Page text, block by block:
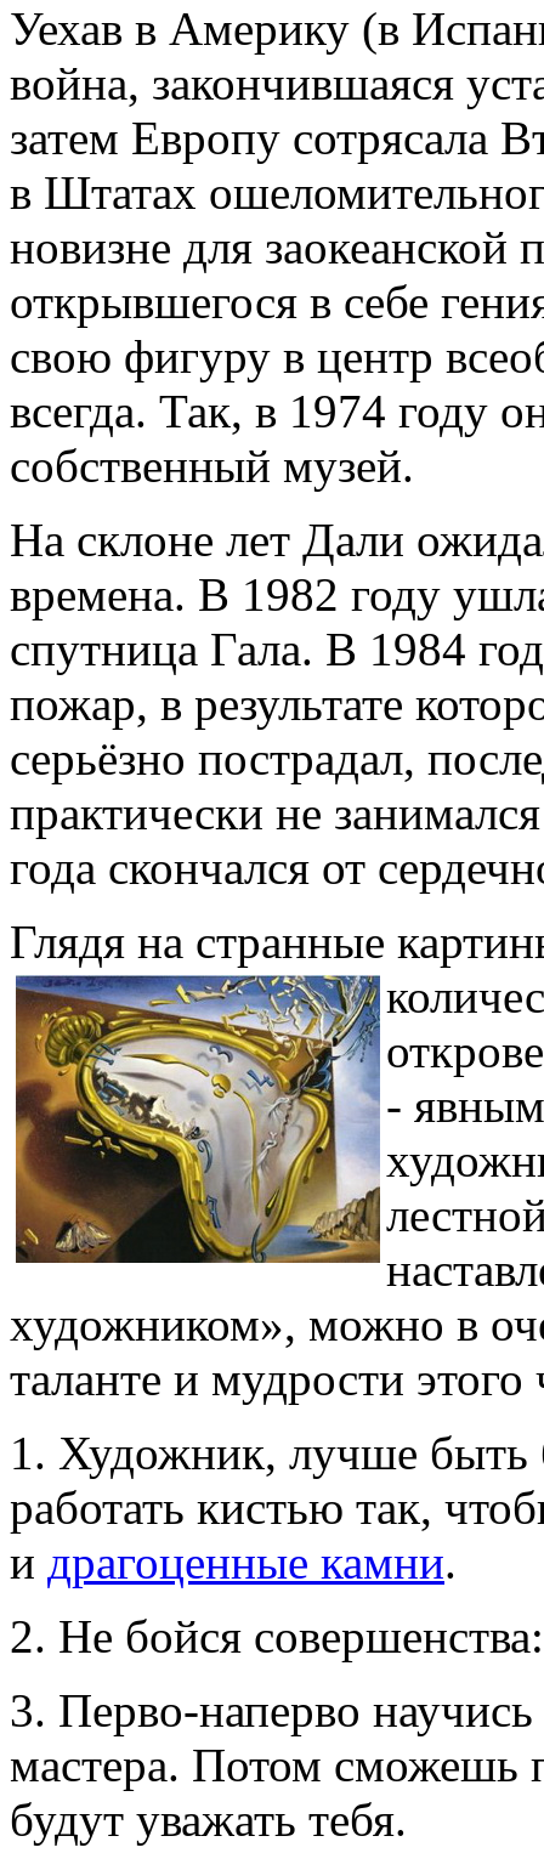
Уехав в Америку (в
война, закончившаяся
затем Европу сотрясала
в Штатах
новизне для заокеанской
открывшегося в себе
свою фигуру в центр
всегда. Так, в 1974 году
собственный музей.
На склоне лет Дали
времена. В 1982 году
спутница Гала. В 1984
пожар, в результате
серьёзно пострадал,
практически не
года скончался от
Глядя на странные
-
художником», можно в
таланте и мудрости этого
1. Художник, лучше быть
работать кистью так,
и драгоценные камни.
2. Не бойся
3. Перво-наперво научись
мастера. Потом сможешь
будут уважать тебя.